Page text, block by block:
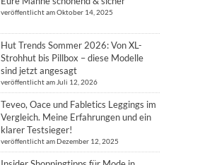
veröffentlicht am Oktober 14, 2025
Hut Trends Sommer 2026: Von XL-
Strohhut bis Pillbox – diese Modelle
sind jetzt angesagt
veröffentlicht am Juli 12, 2026
Teveo, Oace und Fabletics Leggings im
Vergleich. Meine Erfahrungen und ein
klarer Testsieger!
veröffentlicht am Dezember 12, 2025